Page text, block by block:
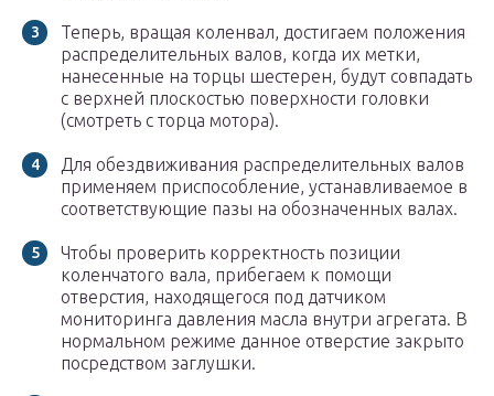
Теперь, вращая коленвал, достигаем положения
распределительных валов, когда их метки,
нанесенные на торцы шестерен, будут совпадать
с верхней плоскостью поверхности головки
(смотреть с торца мотора).
Для обездвиживания распределительных валов
применяем приспособление, устанавливаемое в
соответствующие пазы на обозначенных валах.
Чтобы проверить корректность позиции
коленчатого вала, прибегаем к помощи
отверстия, находящегося под датчиком
мониторинга давления масла внутри агрегата. В
нормальном режиме данное отверстие закрыто
посредством заглушки.